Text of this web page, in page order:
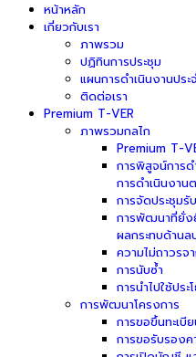
หน้าหลัก
เกี่ยวกับเรา
ภาพรวม
ปฏิทินการประชุม
แผนการดำเนินงานประ
ติดต่อเรา
Premium T-VER
ภาพรวมกลไก
Premium T-
การพิสูจน์การด
การดำเนินงาน
การจัดประชุม
การพัฒนาที่ยั่ง
ผลกระทบด้านล
ความไม่ถาวรจ
การนับซ้ำ
การนำไปใช้ปร
การพัฒนาโครงการ
การขอขึ้นทะเบี
การขอรับรองค